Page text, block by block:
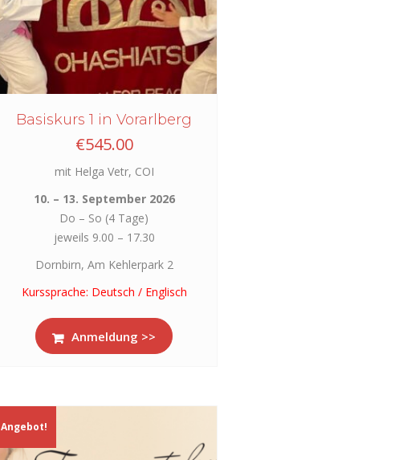
Basiskurs 1 in Vorarlberg
€545.00
mit Helga Vetr, COI
10. – 13. September 2026
Do – So (4 Tage)
jeweils 9.00 – 17.30
Dornbirn, Am Kehlerpark 2
Kurssprache: Deutsch / Englisch
Anmeldung >>
Angebot!